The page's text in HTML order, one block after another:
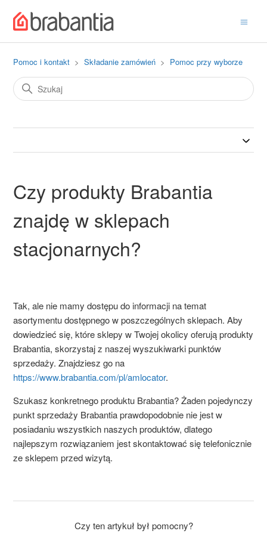
Pomoc i kontakt Składanie zamówień Pomoc przy wyborze
Czy produkty Brabantia
znajdę w sklepach
stacjonarnych?
Tak, ale nie mamy dostępu do informacji na temat
asortymentu dostępnego w poszczególnych sklepach. Aby
dowiedzieć się, które sklepy w Twojej okolicy oferują produkty
Brabantia, skorzystaj z naszej wyszukiwarki punktów
sprzedaży. Znajdziesz go na
https://www.brabantia.com/pl/amlocator.
Szukasz konkretnego produktu Brabantia? Żaden pojedynczy
punkt sprzedaży Brabantiaprawdopodobnie nie jest w
posiadaniu wszystkich naszych produktów, dlatego
najlepszym rozwiązaniem jest skontaktować się telefonicznie
ze sklepem przed wizytą.
Czy ten artykuł był pomocny?